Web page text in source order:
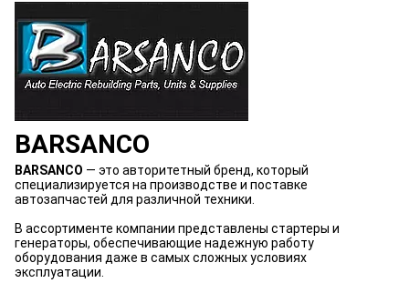
BARSANCO
BARSANCO — это авторитетный бренд, который
специализируется на производстве и поставке
автозапчастей для различной техники.
В ассортименте компании представлены стартеры и
генераторы, обеспечивающие надежную работу
оборудования даже в самых сложных условиях
эксплуатации.